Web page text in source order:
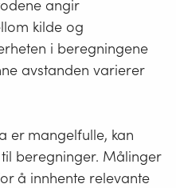
angir
kilde og
i beregningene
avstanden varierer
er mangelfulle, kan
beregninger. Målinger
å innhente relevante